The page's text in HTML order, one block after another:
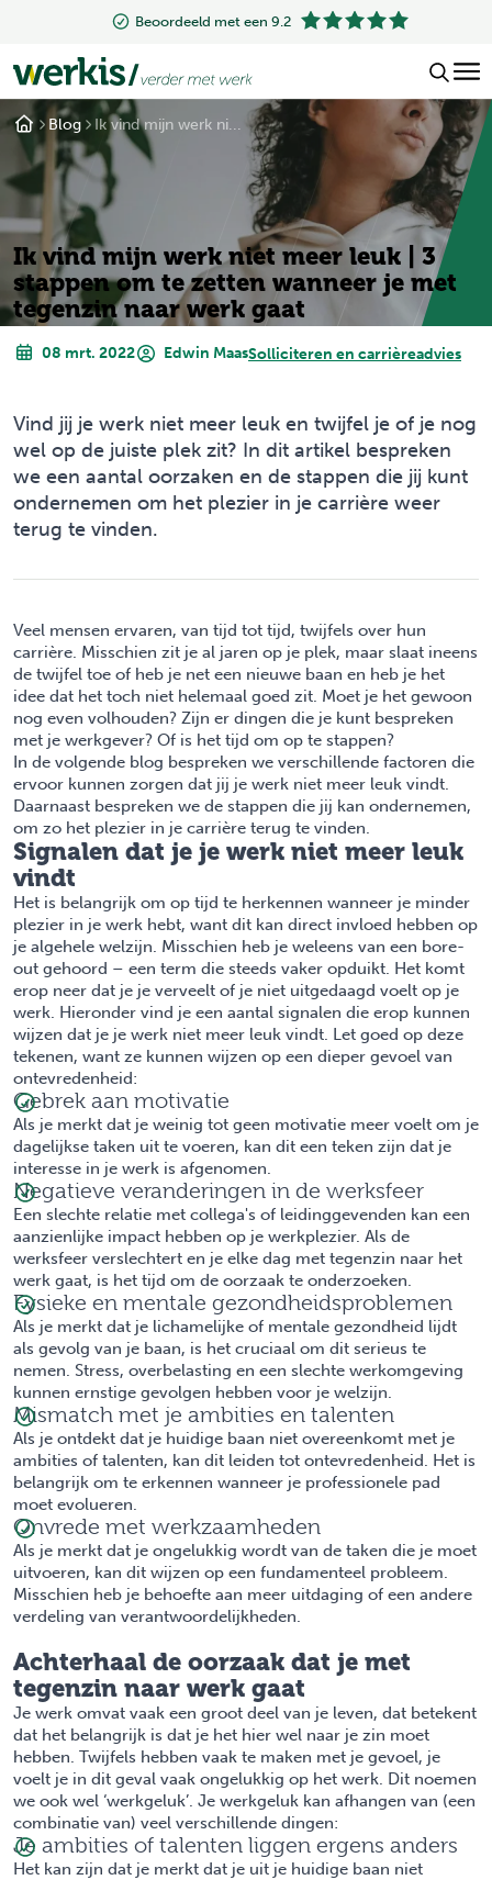
Beoordeeld met een 9.2
Blog Ik vind mijn werk ni...
Ik vind mijn werk niet meer leuk | 3
stappen om te zetten wanneer je met
tegenzin naar werk gaat
08 mrt. 2022 Edwin MaasSolliciteren en carrièreadvies
Vind jij je werk niet meer leuk en twijfel je of je nog
wel op de juiste plek zit? In dit artikel bespreken
we een aantal oorzaken en de stappen die jij kunt
ondernemen om het plezier in je carrière weer
terug te vinden.
Veel mensen ervaren, van tijd tot tijd, twijfels over hun
carrière. Misschien zit je al jaren op je plek, maar slaat ineens
de twijfel toe of heb je net een nieuwe baan en heb je het
idee dat het toch niet helemaal goed zit. Moet je het gewoon
nog even volhouden? Zijn er dingen die je kunt bespreken
met je werkgever? Of is het tijd om op te stappen?
In de volgende blog bespreken we verschillende factoren die
ervoor kunnen zorgen dat jij je werk niet meer leuk vindt.
Daarnaast bespreken we de stappen die jij kan ondernemen,
om zo het plezier in je carrière terug te vinden.
Signalen dat je je werk niet meer leuk
vindt
Het is belangrijk om op tijd te herkennen wanneer je minder
plezier in je werk hebt, want dit kan direct invloed hebben op
je algehele welzijn. Misschien heb je weleens van een bore-
out gehoord – een term die steeds vaker opduikt. Het komt
erop neer dat je je verveelt of je niet uitgedaagd voelt op je
werk. Hieronder vind je een aantal signalen die erop kunnen
wijzen dat je je werk niet meer leuk vindt. Let goed op deze
tekenen, want ze kunnen wijzen op een dieper gevoel van
ontevredenheid:
Gebrek aan motivatie
Als je merkt dat je weinig tot geen motivatie meer voelt om je
dagelijkse taken uit te voeren, kan dit een teken zijn dat je
interesse in je werk is afgenomen.
Negatieve veranderingen in de werksfeer
Een slechte relatie met collega's of leidinggevenden kan een
aanzienlijke impact hebben op je werkplezier. Als de
werksfeer verslechtert en je elke dag met tegenzin naar het
werk gaat, is het tijd om de oorzaak te onderzoeken.
Fysieke en mentale gezondheidsproblemen
Als je merkt dat je lichamelijke of mentale gezondheid lijdt
als gevolg van je baan, is het cruciaal om dit serieus te
nemen. Stress, overbelasting en een slechte werkomgeving
kunnen ernstige gevolgen hebben voor je welzijn.
Mismatch met je ambities en talenten
Als je ontdekt dat je huidige baan niet overeenkomt met je
ambities of talenten, kan dit leiden tot ontevredenheid. Het is
belangrijk om te erkennen wanneer je professionele pad
moet evolueren.
Onvrede met werkzaamheden
Als je merkt dat je ongelukkig wordt van de taken die je moet
uitvoeren, kan dit wijzen op een fundamenteel probleem.
Misschien heb je behoefte aan meer uitdaging of een andere
verdeling van verantwoordelijkheden.
Achterhaal de oorzaak dat je met
tegenzin naar werk gaat
Je werk omvat vaak een groot deel van je leven, dat betekent
dat het belangrijk is dat je het hier wel naar je zin moet
hebben. Twijfels hebben vaak te maken met je gevoel, je
voelt je in dit geval vaak ongelukkig op het werk. Dit noemen
we ook wel ‘werkgeluk’. Je werkgeluk kan afhangen van (een
combinatie van) veel verschillende dingen:
Je ambities of talenten liggen ergens anders
Het kan zijn dat je merkt dat je uit je huidige baan niet